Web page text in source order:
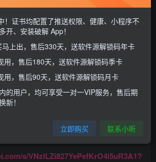
狱添加控制中心静音模块的方法，适合
巨魔的用户又没有越狱的，而越狱用户
，当然想要这样添加也是可以的！
，并下载静音模块的文件，分享到Filza
s/VNzlLZi827YePefKrO4i5uR3A1?
！证书均配置了推送权限、健康、小程序不
开、安装破解 App！
上出，售后330天，送软件源解锁码年卡
用，售后180天，送软件源解锁码季卡
用，售后90天，送软件源解锁码月卡
的用户，均可享受一对一VIP服务，售后期
新！
立即购买 联系小昕